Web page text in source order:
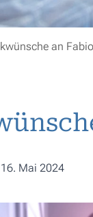
an
Mai 2024